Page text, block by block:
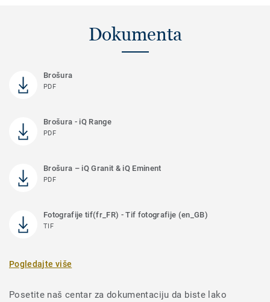
Dokumenta
Brošura
PDF
Brošura - iQ Range
PDF
Brošura – iQ Granit & iQ Eminent
PDF
Fotografije tif(fr_FR) - Tif fotografije (en_GB)
TIF
Pogledajte više
Posetite naš centar za dokumentaciju da biste lako